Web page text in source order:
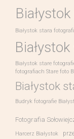
Białystok stara
Białystok stare
fotografiach Stare foto
Białystok
Budryk fotografie
Fotografia
Harcerz Białystok